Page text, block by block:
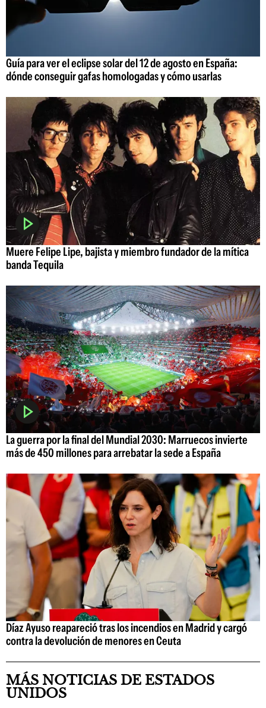
Guía para ver el eclipse solar del 12 de agosto en España:
dónde conseguir gafas homologadas y cómo usarlas
Muere Felipe Lipe, bajista y miembro fundador de la mítica
banda Tequila
La guerra por la final del Mundial 2030: Marruecos invierte
más de 450 millones para arrebatar la sede a España
Díaz Ayuso reapareció tras los incendios en Madrid y cargó
contra la devolución de menores en Ceuta
MÁS NOTICIAS DE ESTADOS
UNIDOS